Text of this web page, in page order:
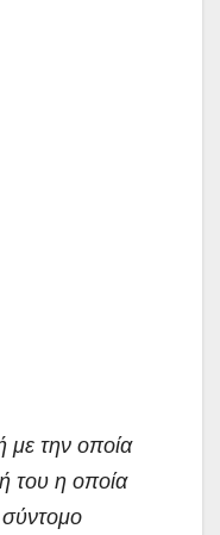
με την οποία
του η οποία